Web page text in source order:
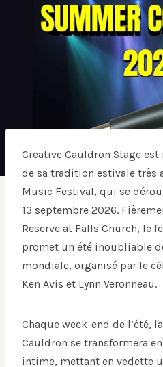
Creative Cauldron Stage
de sa tradition estivale très
Music Festival, qui se
13 septembre 2026.
Reserve at Falls Church, le
promet un été inoubliable
mondiale, organisé par le
Ken Avis et Lynn Veronneau.
Chaque week-end de l’été,
Cauldron se transformera
intime, mettant en vedette